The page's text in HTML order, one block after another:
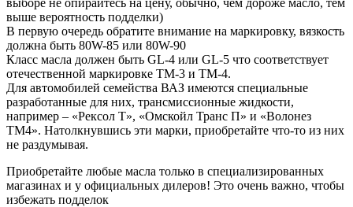
выше вероятность подделки)
В первую очередь обратите внимание на маркировку, вязкость
должна быть 80W-85 или 80W-90
Класс масла должен быть GL-4 или GL-5 что соответствует
отечественной маркировке ТМ-3 и ТМ-4.
Для автомобилей семейства ВАЗ имеются специальные
разработанные для них, трансмиссионные жидкости,
например – «Рексол Т», «Омскойл Транс П» и «Волонез
ТМ4». Натолкнувшись эти марки, приобретайте что-то из них
не раздумывая.
Приобретайте любые масла только в специализированных
магазинах и у официальных дилеров! Это очень важно, чтобы
избежать подделок